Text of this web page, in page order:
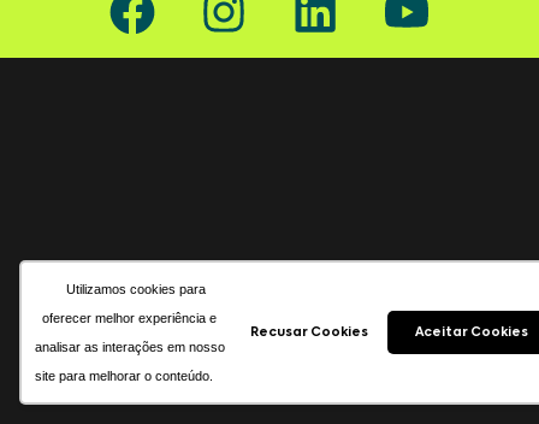
Utilizamos cookies para
oferecer melhor experiência e
analisar as interações em nosso
site para melhorar o conteúdo.
Recusar Cookies Aceitar Cookies